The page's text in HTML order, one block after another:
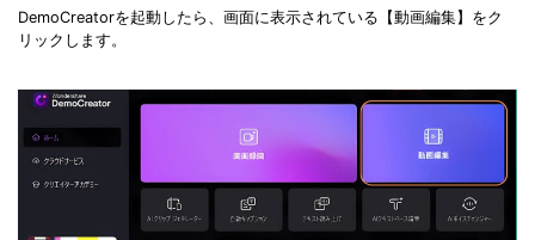
DemoCreatorを起動したら、画面に表示されている【動画編集】をク
リックします。